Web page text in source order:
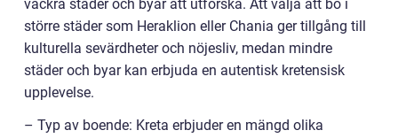
vackra städer och byar att utforska. Att välja att bo i
större städer som Heraklion eller Chania ger tillgång till
kulturella sevärdheter och nöjesliv, medan mindre
städer och byar kan erbjuda en autentisk kretensisk
upplevelse.
– Typ av boende: Kreta erbjuder en mängd olika